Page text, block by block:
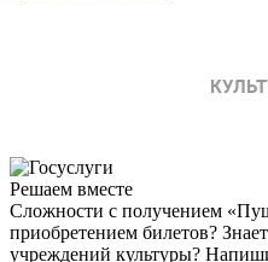
Решаем вместе
Сложности с получением
приобретением билетов?
учреждений культуры?